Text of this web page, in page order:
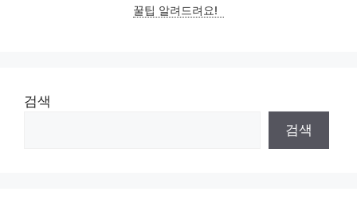
꿀팁 알려드려요!
검색
검색